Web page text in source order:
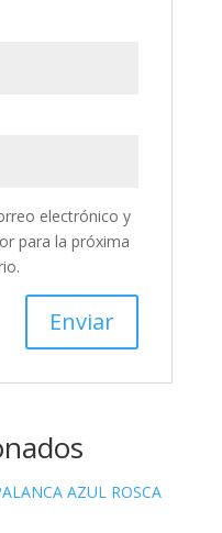
electrónico y
para la próxima